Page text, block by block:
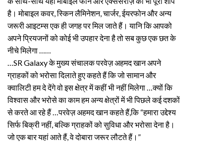
है। मोबाइल कवर, स्किन लैमिनेशन, चार्जर, ईयरफोन और अन्य
जरूरी आइटम्स एक ही जगह पर मिल जाते हैं। यानि कि आपको
अपने प्रियजनों को कोई भी उपहार देना है तो सब कुछ एक छत के
नीचे मिलेगा ……
…SR Galaxy के मुख्य संचालक परवेज़ अहमद खान अपने
ग्राहकों को भरोसा दिलाते हुए कहते हैं कि जो सामान और
क्वालिटी हम दे देंगे वो इस क्षेत्र में कहीं भी नहीं मिलेगा …क्यों कि
विश्वास और भरोसे का काम हम अन्य क्षेत्रों में भी पिछले कई दशकों
से करते आ रहे हैं …परवेज़ अहमद खान कहते हैं,कि “हमारा उद्देश्य
सिर्फ बिक्री नहीं, बल्कि ग्राहकों को सुविधा और भरोसा देना है।
जो एक बार यहां आते हैं, वे दोबारा जरूर लौटते हैं।”